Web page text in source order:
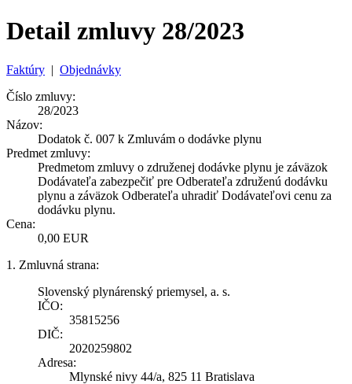
Detail zmluvy 28/2023
Faktúry | Objednávky
Číslo zmluvy:
28/2023
Názov:
Dodatok č. 007 k Zmluvám o dodávke plynu
Predmet zmluvy:
Predmetom zmluvy o združenej dodávke plynu je záväzok
Dodávateľa zabezpečiť pre Odberateľa združenú dodávku
plynu a záväzok Odberateľa uhradiť Dodávateľovi cenu za
dodávku plynu.
Cena:
0,00 EUR
1. Zmluvná strana:
Slovenský plynárenský priemysel, a. s.
IČO:
35815256
DIČ:
2020259802
Adresa:
Mlynské nivy 44/a, 825 11 Bratislava